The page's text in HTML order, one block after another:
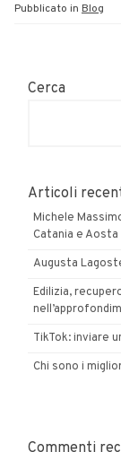
Pubblicato in Blog
Cerca
Articoli
Michele
Catania e Aosta
Augusta
Edilizia,
TikTok: inviare
Chi sono i